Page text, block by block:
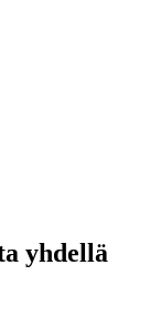
yhdellä